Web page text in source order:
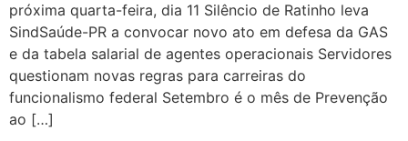
próxima quarta-feira, dia 11 Silêncio de Ratinho leva
SindSaúde-PR a convocar novo ato em defesa da GAS
e da tabela salarial de agentes operacionais Servidores
questionam novas regras para carreiras do
funcionalismo federal Setembro é o mês de Prevenção
ao […]